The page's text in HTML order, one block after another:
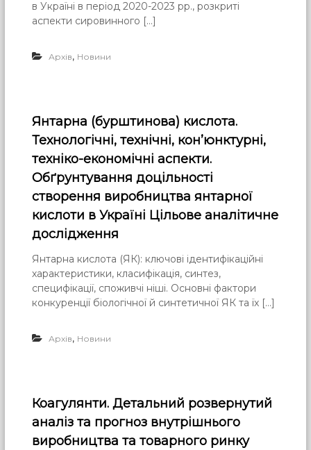
в Україні в період 2020-2023 рр., розкриті
аспекти сировинного […]
Архів, Новини
Янтарна (бурштинова) кислота.
Технологічні, технічні, кон’юнктурні,
техніко-економічні аспекти.
Обґрунтування доцільності
створення виробництва янтарної
кислоти в Україні Цільове аналітичне
дослідження
Янтарна кислота (ЯК): ключові ідентифікаційні
характеристики, класифікація, синтез,
специфікації, споживчі ніші. Основні фактори
конкуренції біологічної й синтетичної ЯК та їх […]
Архів, Новини
Коагулянти. Детальний розвернутий
аналіз та прогноз внутрішнього
виробництва та товарного ринку